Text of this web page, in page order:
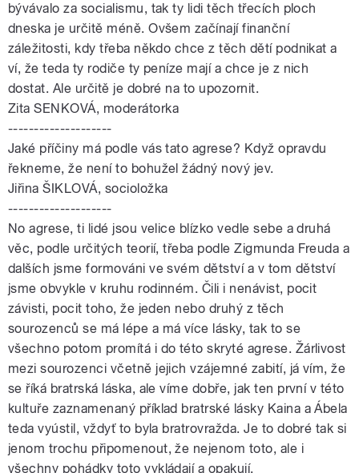
bývávalo za socialismu, tak ty lidi těch třecích ploch
dneska je určitě méně. Ovšem začínají finanční
záležitosti, kdy třeba někdo chce z těch dětí podnikat a
ví, že teda ty rodiče ty peníze mají a chce je z nich
dostat. Ale určitě je dobré na to upozornit.
Zita SENKOVÁ, moderátorka
--------------------
Jaké příčiny má podle vás tato agrese? Když opravdu
řekneme, že není to bohužel žádný nový jev.
Jiřina ŠIKLOVÁ, socioložka
--------------------
No agrese, ti lidé jsou velice blízko vedle sebe a druhá
věc, podle určitých teorií, třeba podle Zigmunda Freuda a
dalších jsme formováni ve svém dětství a v tom dětství
jsme obvykle v kruhu rodinném. Čili i nenávist, pocit
závisti, pocit toho, že jeden nebo druhý z těch
sourozenců se má lépe a má více lásky, tak to se
všechno potom promítá i do této skryté agrese. Žárlivost
mezi sourozenci včetně jejich vzájemné zabití, já vím, že
se říká bratrská láska, ale víme dobře, jak ten první v této
kultuře zaznamenaný příklad bratrské lásky Kaina a Ábela
teda vyústil, vždyť to byla bratrovražda. Je to dobré tak si
jenom trochu připomenout, že nejenom toto, ale i
všechny pohádky toto vykládají a opakují.